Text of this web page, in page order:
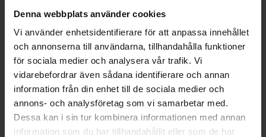
Denna webbplats använder cookies
Vi använder enhetsidentifierare för att anpassa innehållet
och annonserna till användarna, tillhandahålla funktioner
för sociala medier och analysera vår trafik. Vi
vidarebefordrar även sådana identifierare och annan
information från din enhet till de sociala medier och
annons- och analysföretag som vi samarbetar med.
Dessa kan i sin tur kombinera informationen med annan
information som du har tillhandahållit eller som de har
Recensioner
Du måste logga in/registrera dig för att kunna skriva recensioner
Recensionens titel: